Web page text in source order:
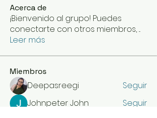
Acerca de
¡Bienvenido al grupo! Puedes
conectarte con otros miembros,...
Leer más
Miembros
Deepasreegi
Seguir
Johnpeter John
Seguir